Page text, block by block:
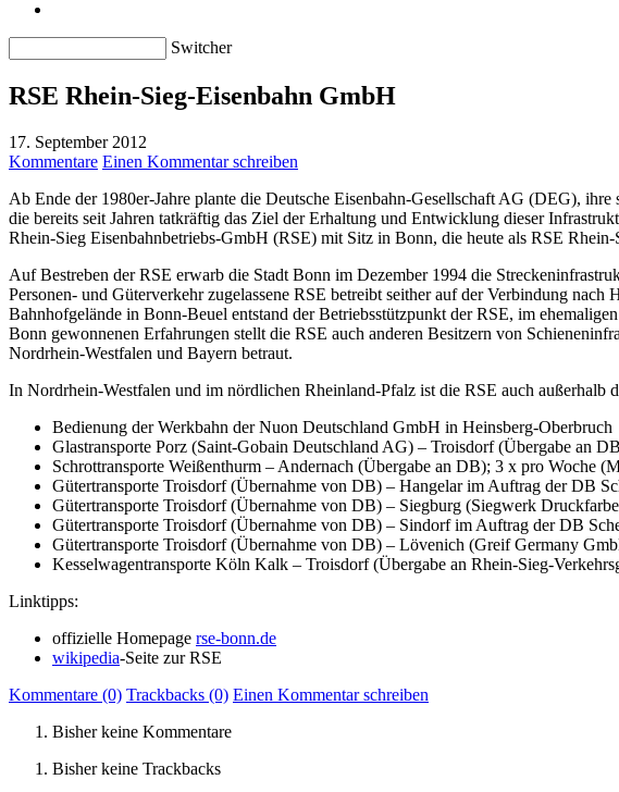
Switcher
RSE Rhein-Sieg-Eisenbahn GmbH
17. September 2012
Kommentare Einen Kommentar schreiben
Ab Ende der 1980er-Jahre plante die Deutsche Eisenbahn-Gesellschaft AG (DEG),
die bereits seit Jahren tatkräftig das Ziel der Erhaltung und Entwicklung dieser
Rhein-Sieg Eisenbahnbetriebs-GmbH (RSE) mit Sitz in Bonn, die heute als RSE
Auf Bestreben der RSE erwarb die Stadt Bonn im Dezember 1994 die
Personen- und Güterverkehr zugelassene RSE betreibt seither auf der Verbindung
Bahnhofgelände in Bonn-Beuel entstand der Betriebsstützpunkt der RSE, im
Bonn gewonnenen Erfahrungen stellt die RSE auch anderen Besitzern von
Nordrhein-Westfalen und Bayern betraut.
In Nordrhein-Westfalen und im nördlichen Rheinland-Pfalz ist die RSE auch außerhalb
Bedienung der Werkbahn der Nuon Deutschland GmbH in Heinsberg-Oberbruch
Glastransporte Porz (Saint-Gobain Deutschland AG) – Troisdorf (Übergabe an
Schrottransporte Weißenthurm – Andernach (Übergabe an DB); 3 x pro Woche
Gütertransporte Troisdorf (Übernahme von DB) – Hangelar im Auftrag der DB
Gütertransporte Troisdorf (Übernahme von DB) – Siegburg (Siegwerk
Gütertransporte Troisdorf (Übernahme von DB) – Sindorf im Auftrag der DB
Gütertransporte Troisdorf (Übernahme von DB) – Lövenich (Greif Germany
Kesselwagentransporte Köln Kalk – Troisdorf (Übergabe an Rhein-Sieg-
Linktipps:
offizielle Homepage rse-bonn.de
wikipedia-Seite zur RSE
Kommentare (0) Trackbacks (0) Einen Kommentar schreiben
Bisher keine Kommentare
Bisher keine Trackbacks